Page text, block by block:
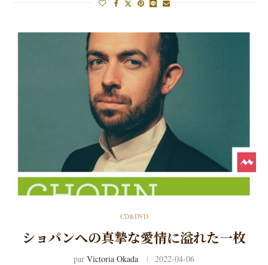
CD&DVD
ショパンへの真摯な愛情に溢れた一枚
par Victoria Okada 2022-04-06